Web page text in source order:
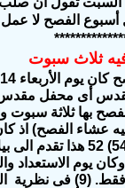
الفصح لا عمل
ثلاث سبوت
عشاء الفصح) اذ
قط. 54 وكان يوم
بعد أيام